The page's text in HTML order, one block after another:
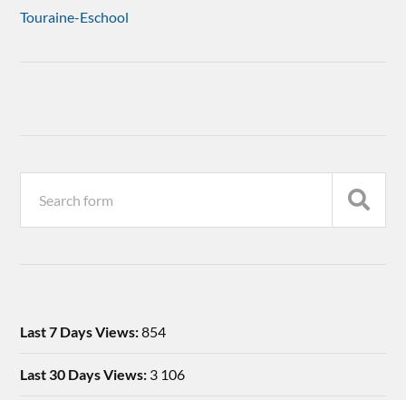
Touraine-Eschool
Last 7 Days Views:854
Last 30 Days Views: 3 106